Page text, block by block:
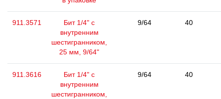
911.3571
Бит 1/4" с
внутренним
шестигранником,
25 мм, 9/64"
9/64 40
911.3616
Бит 1/4" с
внутренним
шестигранником,
9/64 40